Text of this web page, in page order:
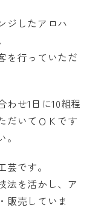
ジしたアロハ
を行っていただ
わせ1日に10組程
だいてＯＫです
です。
法を活かし、ア
販売していま